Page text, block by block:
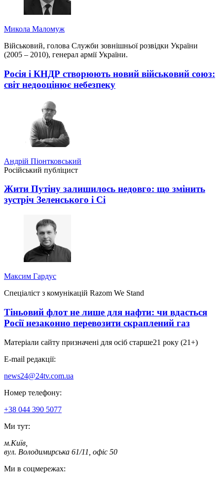
Микола Маломуж
Військовий, голова Служби зовнішньої розвідки України
(2005 – 2010), генерал армії України.
Росія і КНДР створюють новий військовий союз:
світ недооцінює небезпеку
Андрій Піонтковський
Російський публіцист
Жити Путіну залишилось недовго: що змінить
зустріч Зеленського і Сі
Максим Гардус
Спеціаліст з комунікацій Razom We Stand
Тіньовий флот не лише для нафти: чи вдасться
Росії незаконно перевозити скраплений газ
Матеріали сайту призначені для осіб старше21 року (21+)
E-mail редакції:
news24@24tv.com.ua
Номер телефону:
+38 044 390 5077
Ми тут:
м.Київ
вул. Володимирська 61/11, офіс 50
Ми в соцмережах: